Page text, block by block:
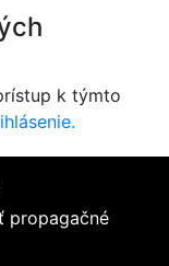
k týmto
propagačné